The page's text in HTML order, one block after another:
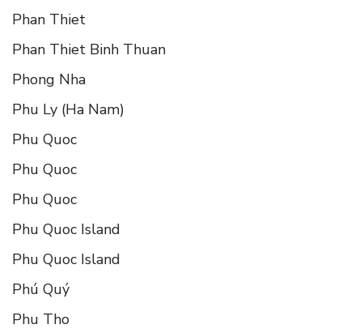
Phan Thiet
Phan Thiet Binh Thuan
Phong Nha
Phu Ly (Ha Nam)
Phu Quoc
Phu Quoc
Phu Quoc
Phu Quoc Island
Phu Quoc Island
Phú Quý
Phu Tho